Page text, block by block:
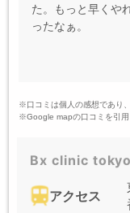
た。もっと早くや
ったなぁ。
※口コミは個人の感想であり
※Google mapの口コミを引用
Bx clinic
アクセス